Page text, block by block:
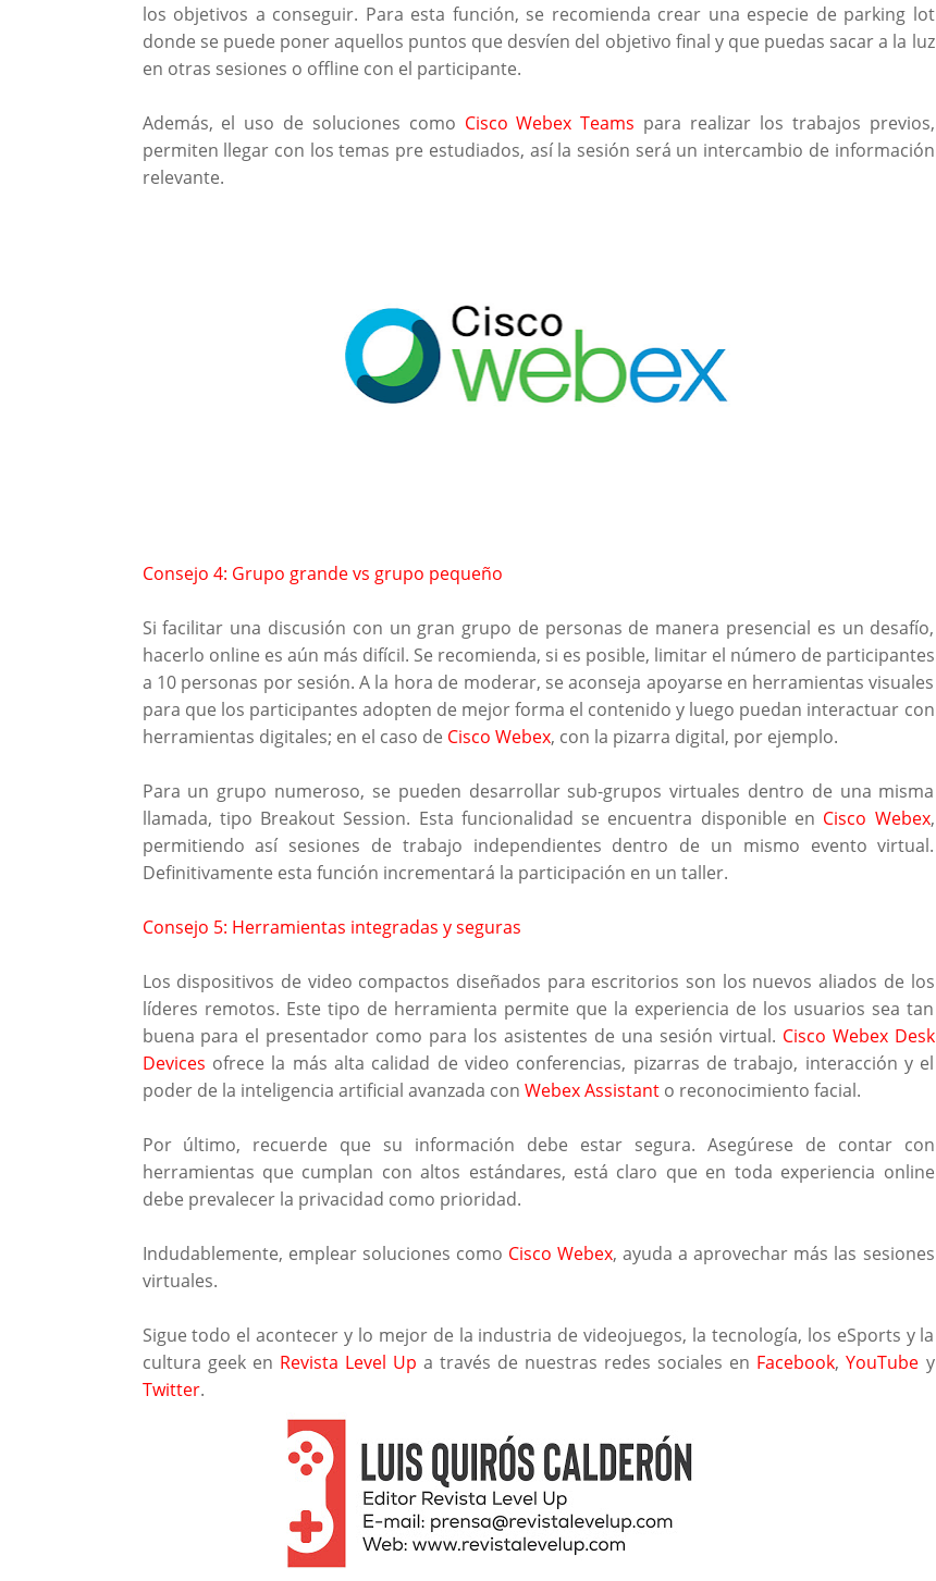
los objetivos a conseguir. Para esta función, se recomienda crear una especie de parking lot
donde se puede poner aquellos puntos que desvíen del objetivo final y que puedas sacar a la luz
en otras sesiones o offline con el participante.
Además, el uso de soluciones como Cisco Webex Teams para realizar los trabajos previos,
permiten llegar con los temas pre estudiados, así la sesión será un intercambio de información
relevante.
Consejo 4: Grupo grande vs grupo pequeño
Si facilitar una discusión con un gran grupo de personas de manera presencial es un desafío,
hacerlo online es aún más difícil. Se recomienda, si es posible, limitar el número de participantes
a 10 personas por sesión. A la hora de moderar, se aconseja apoyarse en herramientas visuales
para que los participantes adopten de mejor forma el contenido y luego puedan interactuar con
herramientas digitales; en el caso de Cisco Webex, con la pizarra digital, por ejemplo.
Para un grupo numeroso, se pueden desarrollar sub-grupos virtuales dentro de una misma
llamada, tipo Breakout Session. Esta funcionalidad se encuentra disponible en Cisco Webex,
permitiendo así sesiones de trabajo independientes dentro de un mismo evento virtual.
Definitivamente esta función incrementará la participación en un taller.
Consejo 5: Herramientas integradas y seguras
Los dispositivos de video compactos diseñados para escritorios son los nuevos aliados de los
líderes remotos. Este tipo de herramienta permite que la experiencia de los usuarios sea tan
buena para el presentador como para los asistentes de una sesión virtual. Cisco Webex Desk
Devices ofrece la más alta calidad de video conferencias, pizarras de trabajo, interacción y el
poder de la inteligencia artificial avanzada con Webex Assistanto reconocimiento facial.
Por último, recuerde que su información debe estar segura. Asegúrese de contar con
herramientas que cumplan con altos estándares, está claro que en toda experiencia online
debe prevalecer la privacidad como prioridad.
Indudablemente, emplear soluciones como Cisco Webex, ayuda a aprovechar más las sesiones
virtuales.
Sigue todo el acontecer y lo mejor de la industria de videojuegos, la tecnología, los eSports y la
cultura geek en Revista Level Up a través de nuestras redes sociales en Facebook,YouTube y
Twitter.